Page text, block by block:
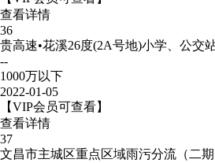
查看详情
36
贵高速•花溪26度(2A号地)小学、公交
--
1000万以下
2022-01-05
【VIP会员可查看】
查看详情
37
文昌市主城区重点区域雨污分流（二